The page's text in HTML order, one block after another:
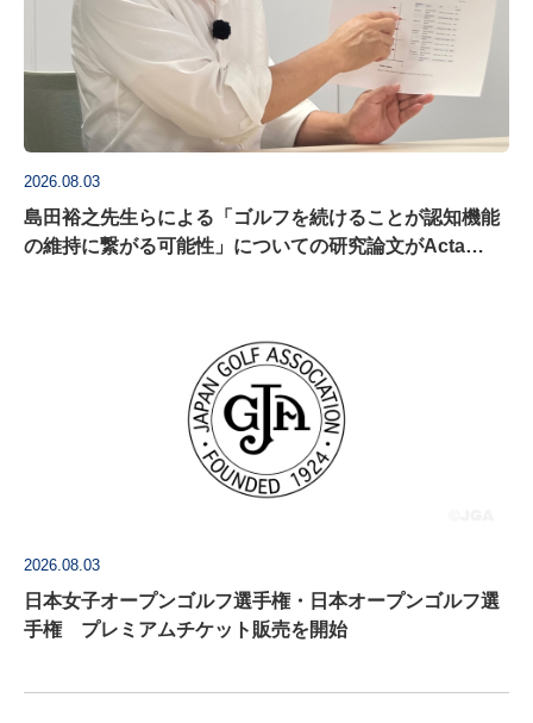
2026.08.03
島田裕之先生らによる「ゴルフを続けることが認知機能
の維持に繋がる可能性」についての研究論文がActa
2026.08.03
日本女子オープンゴルフ選手権・日本オープンゴルフ選
手権 プレミアムチケット販売を開始